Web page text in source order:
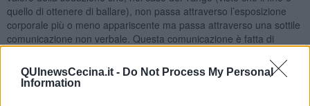
QUInewsCecina.it - Do Not Process My Personal
Information
quello di ottenere di ballare), non passa attraverso l’esposizione
corporale più o meno appariscente ma passa attraverso una sottile
comunicazione non verbale. Questa comunicazione è fatta di
Quello che dico alle mie allieve è: Donne… voletevi bene,
valorizzatevi, fatevi rispettare, siate orgogliose di essere donne,